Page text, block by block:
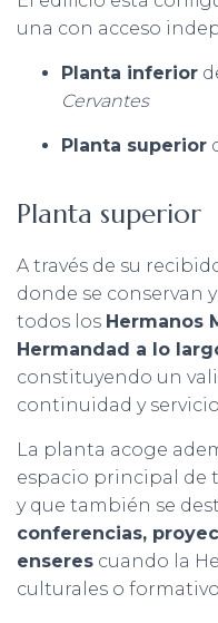
una con acceso
Planta inferior
Cervantes
Planta superior
Planta superior
A través de su
donde se conservan
todos los Hermanos
Hermandad a lo
constituyendo un
continuidad y
La planta acoge
espacio principal de
y que también se
conferencias,
enseres cuando la
culturales o